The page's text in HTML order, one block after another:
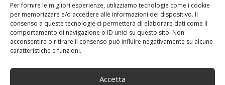
Per fornire le migliori esperienze, utilizziamo tecnologie come i cookie
per memorizzare e/o accedere alle informazioni del dispositivo. Il
consenso a queste tecnologie ci permetterà di elaborare dati come il
comportamento di navigazione o ID unici su questo sito. Non
acconsentire o ritirare il consenso può influire negativamente su alcune
caratteristiche e funzioni.
Accetta
Range Rover: un’icona tra i luxury SUV
25 Novembre,2024